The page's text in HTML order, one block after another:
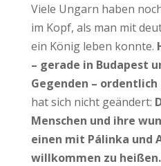
Viele Ungarn haben
im Kopf, als man mit
ein König leben konnte.
– gerade in Budapest
Gegenden –
hat sich nicht geändert:
Menschen und ihre
einen mit Pálinka und
willkommen zu heißen.